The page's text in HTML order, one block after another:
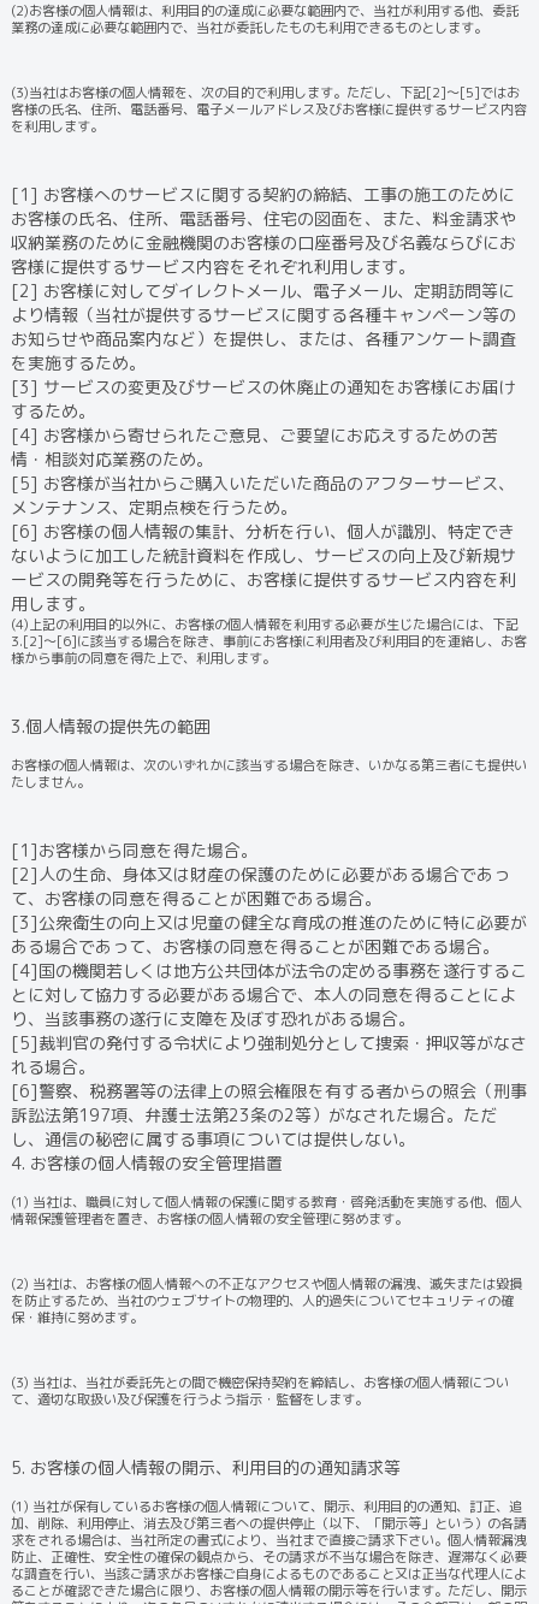
(2)お客様の個人情報は、利用目的の達成に必要な範囲内で、当社が利用する他、委託
業務の達成に必要な範囲内で、当社が委託したものも利用できるものとします。
(3)当社はお客様の個人情報を、次の目的で利用します。ただし、下記[2]～[5]ではお
客様の氏名、住所、電話番号、電子メールアドレス及びお客様に提供するサービス内容
を利用します。
[1] お客様へのサービスに関する契約の締結、工事の施工のために
お客様の氏名、住所、電話番号、住宅の図面を、また、料金請求や
収納業務のために金融機関のお客様の口座番号及び名義ならびにお
客様に提供するサービス内容をそれぞれ利用します。
[2] お客様に対してダイレクトメール、電子メール、定期訪問等に
より情報（当社が提供するサービスに関する各種キャンペーン等の
お知らせや商品案内など）を提供し、または、各種アンケート調査
を実施するため。
[3] サービスの変更及びサービスの休廃止の通知をお客様にお届け
するため。
[4] お客様から寄せられたご意見、ご要望にお応えするための苦
情・相談対応業務のため。
[5] お客様が当社からご購入いただいた商品のアフターサービス、
メンテナンス、定期点検を行うため。
[6] お客様の個人情報の集計、分析を行い、個人が識別、特定でき
ないように加工した統計資料を作成し、サービスの向上及び新規サ
ービスの開発等を行うために、お客様に提供するサービス内容を利
用します。
(4)上記の利用目的以外に、お客様の個人情報を利用する必要が生じた場合には、下記
3.[2]～[6]に該当する場合を除き、事前にお客様に利用者及び利用目的を連絡し、お客
様から事前の同意を得た上で、利用します。
3.個人情報の提供先の範囲
お客様の個人情報は、次のいずれかに該当する場合を除き、いかなる第三者にも提供い
たしません。
[1]お客様から同意を得た場合。
[2]人の生命、身体又は財産の保護のために必要がある場合であっ
て、お客様の同意を得ることが困難である場合。
[3]公衆衛生の向上又は児童の健全な育成の推進のために特に必要が
ある場合であって、お客様の同意を得ることが困難である場合。
[4]国の機関若しくは地方公共団体が法令の定める事務を遂行するこ
とに対して協力する必要がある場合で、本人の同意を得ることによ
り、当該事務の遂行に支障を及ぼす恐れがある場合。
[5]裁判官の発付する令状により強制処分として捜索・押収等がなさ
れる場合。
[6]警察、税務署等の法律上の照会権限を有する者からの照会（刑事
訴訟法第197項、弁護士法第23条の2等）がなされた場合。ただ
し、通信の秘密に属する事項については提供しない。
4. お客様の個人情報の安全管理措置
(1) 当社は、職員に対して個人情報の保護に関する教育・啓発活動を実施する他、個人
情報保護管理者を置き、お客様の個人情報の安全管理に努めます。
(2) 当社は、お客様の個人情報への不正なアクセスや個人情報の漏洩、滅失または毀損
を防止するため、当社のウェブサイトの物理的、人的過失についてセキュリティの確
保・維持に努めます。
(3) 当社は、当社が委託先との間で機密保持契約を締結し、お客様の個人情報につい
て、適切な取扱い及び保護を行うよう指示・監督をします。
5. お客様の個人情報の開示、利用目的の通知請求等
(1) 当社が保有しているお客様の個人情報について、開示、利用目的の通知、訂正、追
加、削除、利用停止、消去及び第三者への提供停止（以下、「開示等」という）の各請
求をされる場合は、当社所定の書式により、当社まで直接ご請求下さい。個人情報漏洩
防止、正確性、安全性の確保の観点から、その請求が不当な場合を除き、遅滞なく必要
な調査を行い、当該ご請求がお客様ご自身によるものであること又は正当な代理人によ
ることが確認できた場合に限り、お客様の個人情報の開示等を行います。ただし、開示